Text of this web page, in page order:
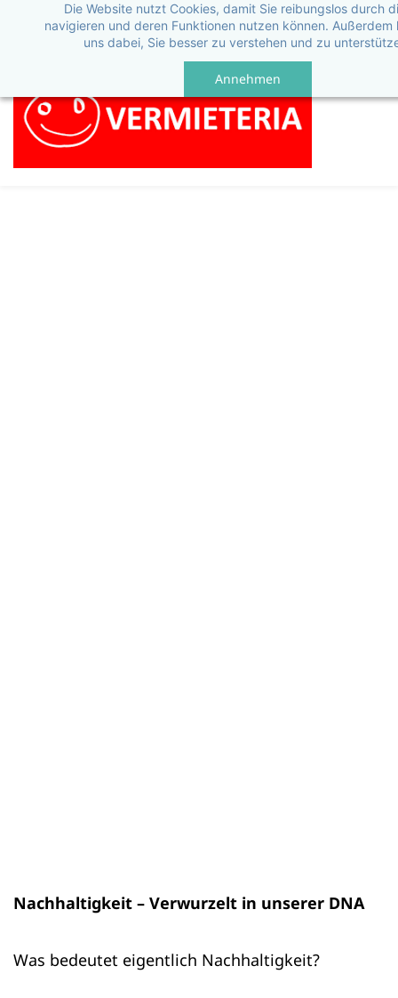
Die Website nutzt Cookies, damit Sie reibungslos durch
navigieren und deren Funktionen nutzen können. Außerdem
uns dabei, Sie besser zu verstehen und zu
Annehmen
Nachhaltigkeit – Verwurzelt in unserer DNA
Was bedeutet eigentlich Nachhaltigkeit?